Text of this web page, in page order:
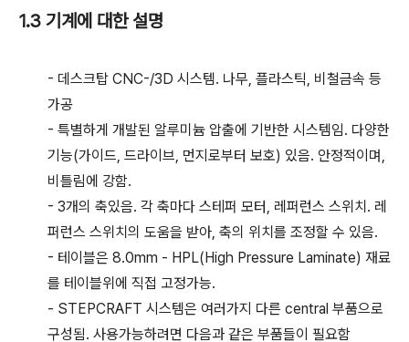
1.3 기계에 대한 설명
- 데스크탑 CNC-/3D 시스템. 나무, 플라스틱, 비철금속 등
가공
- 특별하게 개발된 알루미늄 압출에 기반한 시스템임. 다양한
기능(가이드, 드라이브, 먼지로부터 보호) 있음. 안정적이며,
비틀림에 강함.
- 3개의 축있음. 각 축마다 스테퍼 모터, 레퍼런스 스위치. 레
퍼런스 스위치의 도움을 받아, 축의 위치를 조정할 수 있음.
- 테이블은 8.0mm - HPL(High Pressure Laminate) 재료
를 테이블위에 직접 고정가능.
- STEPCRAFT 시스템은 여러가지 다른 central 부품으로
구성됨. 사용가능하려면 다음과 같은 부품들이 필요함